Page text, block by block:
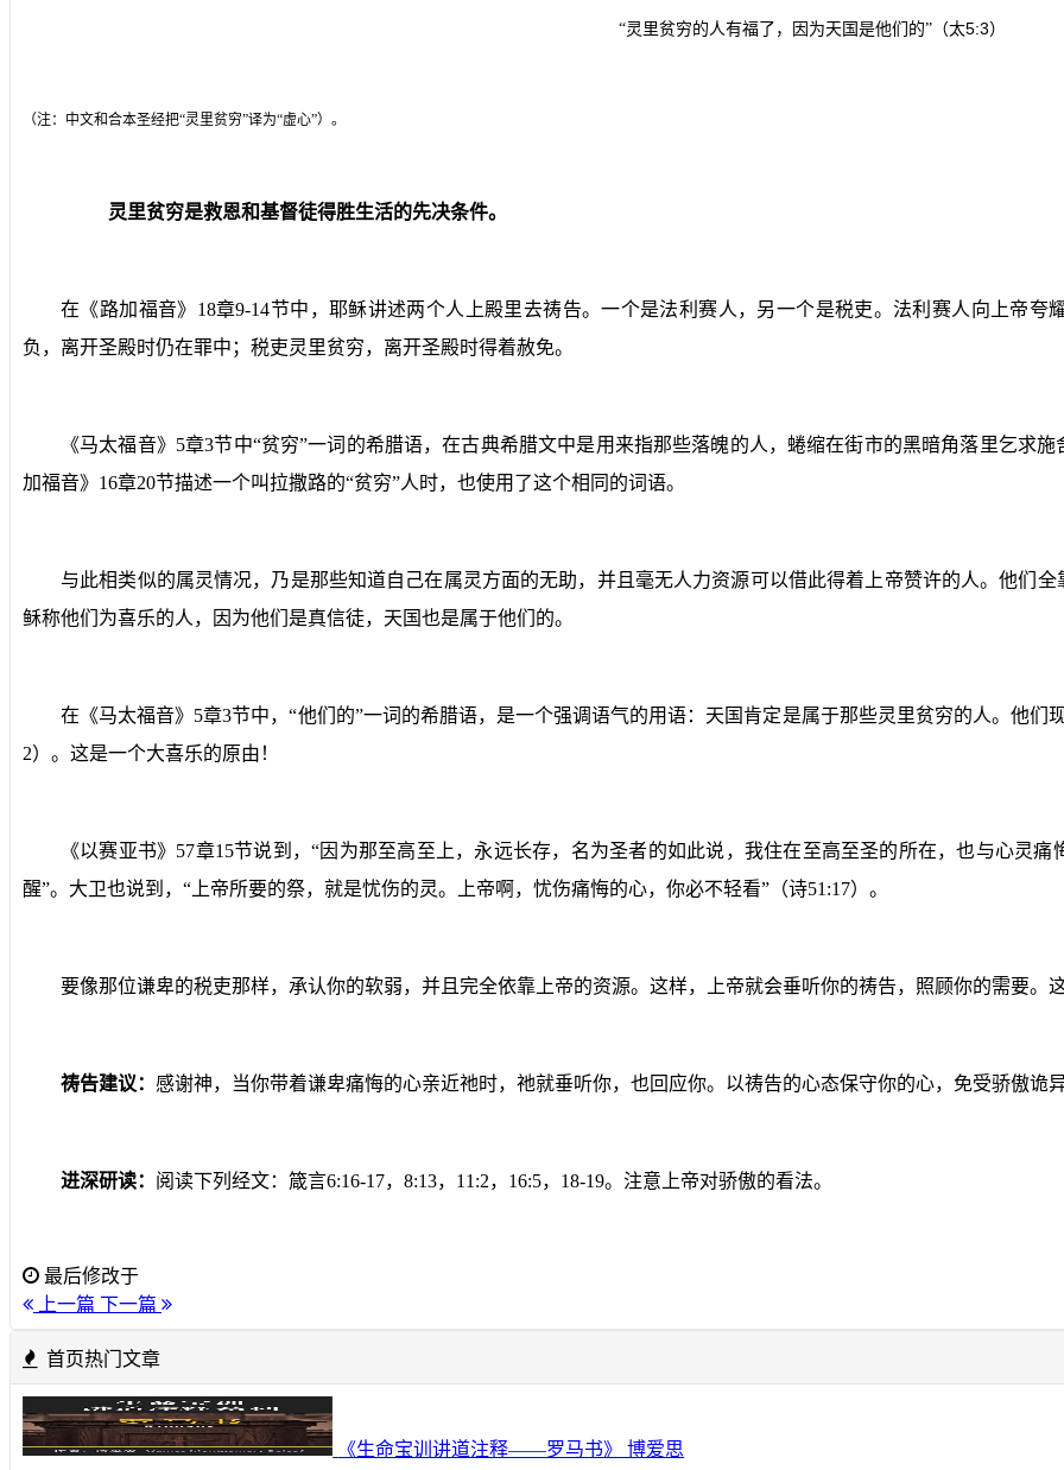
“灵里贫穷的人有福了，因为天国是他们的”（太5:3）
（注：中文和合本圣经把“灵里贫穷”译为“虚心”）。
灵里贫穷是救恩和基督徒得胜生活的先决条件。
在《路加福音》 18章9-14节中，耶稣讲述两个人上殿里去祷告。一个是法利赛人，另一个是税吏。法利赛人向上帝
负，离开圣殿时仍在罪中；税吏灵里贫穷，离开圣殿时得着赦免。
《马太福音》 5章3节中“贫穷”一词的希腊语，在古典希腊文中是用来指那些落魄的人，蜷缩在街市的黑暗角落里乞求
加福音》 16章20节描述一个叫拉撒路的“贫穷”人时，也使用了这个相同的词语。
与此相类似的属灵情况，乃是那些知道自己在属灵方面的无助，并且毫无人力资源可以借此得着上帝赞许的人。他们
稣称他们为喜乐的人，因为他们是真信徒，天国也是属于他们的。
在《马太福音》 5章3节中，“他们的”一词的希腊语，是一个强调语气的用语：天国肯定是属于那些灵里贫穷的人。他
2）。这是一个大喜乐的原由！
《以赛亚书》 57章15节说到，“因为那至高至上，永远长存，名为圣者的如此说，我住在至高至圣的所在，也与心灵
醒”。大卫也说到，“上帝所要的祭，就是忧伤的灵。上帝啊，忧伤痛悔的心，你必不轻看”（诗51:17）。
要像那位谦卑的税吏那样，承认你的软弱，并且完全依靠上帝的资源。这样，上帝就会垂听你的祷告，照顾你的需要。
祷告建议：感谢神，当你带着谦卑痛悔的心亲近祂时，祂就垂听你，也回应你。以祷告的心态保守你的心，免受骄傲诡
进深研读： 阅读下列经文：箴言6:16-17，8:13， 11:2， 16:5， 18-19。注意上帝对骄傲的看法。
最后修改于
上一篇 下一篇
首页热门文章
《生命宝训讲道注释——罗马书》 博爱思